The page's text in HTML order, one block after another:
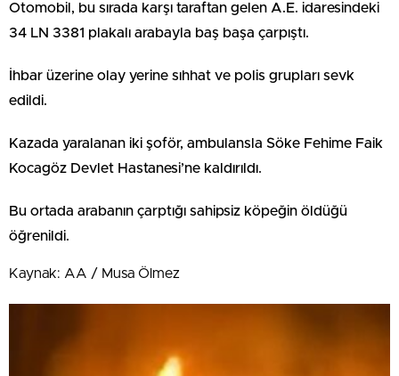
Otomobil, bu sırada karşı taraftan gelen A.E. idaresindeki
34 LN 3381 plakalı arabayla baş başa çarpıştı.
İhbar üzerine olay yerine sıhhat ve polis grupları sevk
edildi.
Kazada yaralanan iki şoför, ambulansla Söke Fehime Faik
Kocagöz Devlet Hastanesi’ne kaldırıldı.
Bu ortada arabanın çarptığı sahipsiz köpeğin öldüğü
öğrenildi.
Kaynak: AA / Musa Ölmez